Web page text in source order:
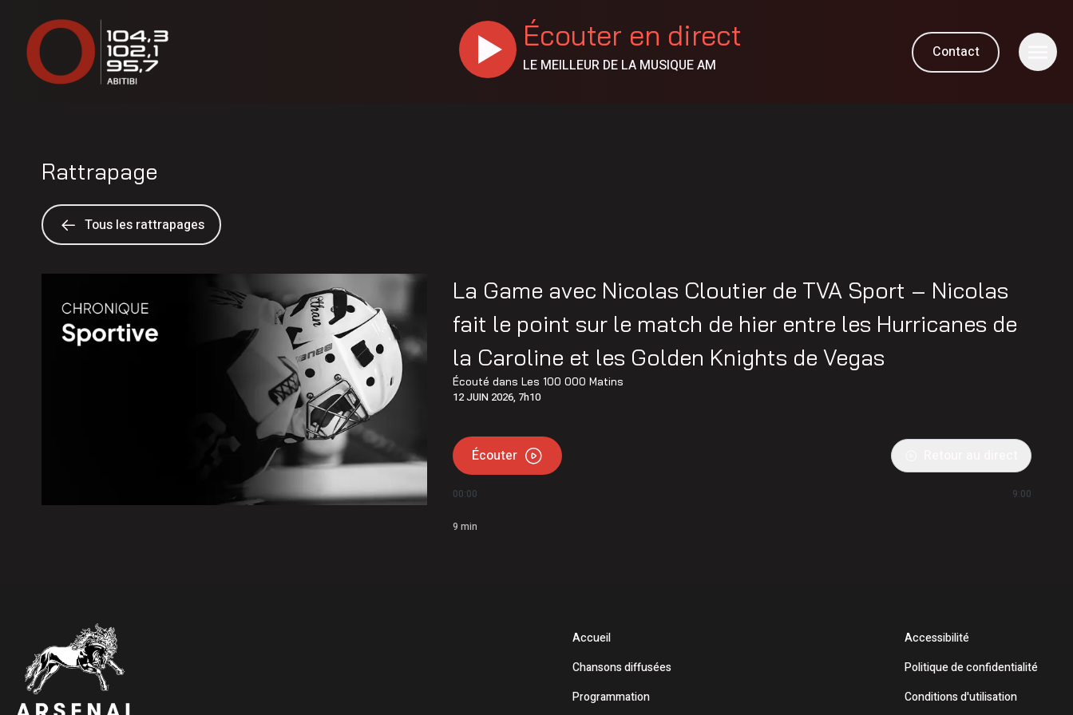
Écouter en direct
LE MEILLEUR DE LA MUSIQUE AM
Contact
Rattrapage
Tous les rattrapages
La Game avec Nicolas Cloutier de TVA Sport – Nicolas
fait le point sur le match de hier entre les Hurricanes de
la Caroline et les Golden Knights de Vegas
Écouté dansLes 100 000 Matins
12 JUIN 2026, 7h10
Écouter
00:00 9:00
9 min
Accueil
Chansons diffusées
Programmation
Accessibilité
Politique de confidentialité
Conditions d'utilisation